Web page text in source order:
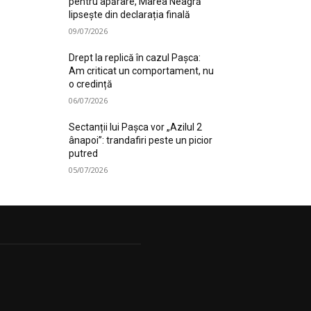
lipsește din declarația finală
09/07/2026
Drept la replică în cazul Pașca:
Am criticat un comportament, nu
o credință
06/07/2026
Sectanții lui Pașca vor „Azilul 2
ânapoi”: trandafiri peste un picior
putred
05/07/2026